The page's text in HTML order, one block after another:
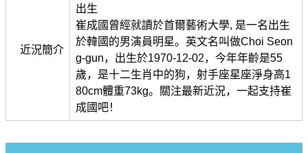
近況簡介
出生
崔成國曾經就讀於首爾藝術大學, 是一名出生
於韓國的男演員明星。英文名叫做Choi Seon
g-gun，出生於1970-12-02，今年年齡是55
歲，是十二生肖中的狗，射手座星座淨身高1
80cm體重73kg。關注最新近況，一起支持崔
成國吧！